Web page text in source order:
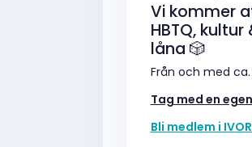
Vi kommer
HBTQ,
låna 🎲
Från och med
Tag med en
Bli medlem i